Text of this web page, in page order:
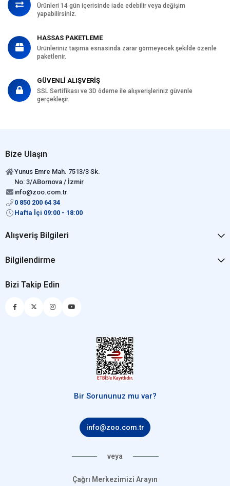
Ürünleri 14 gün içerisinde iade edebilir veya değişim
yapabilirsiniz.
HASSAS PAKETLEME
Ürünleriniz taşıma esnasında zarar görmeyecek şekilde özenle
paketlenir.
GÜVENLİ ALIŞVERİŞ
SSL Sertifikası ve 3D ödeme ile alışverişleriniz güvenle
gerçekleşir.
Bize Ulaşın
Yunus Emre Mah. 7513/3 Sk.
No: 3/ABornova / İzmir
info@zoo.com.tr
0 850 200 64 34
Hafta İçi 09:00 - 18:00
Alışveriş Bilgileri
Bilgilendirme
Bizi Takip Edin
Bir Sorununuz mu var?
info@zoo.com.tr
veya
Çağrı Merkezimizi Arayın